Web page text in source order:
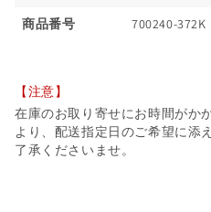
￥5,000～￥7,000
￥9,000～
商品番号
700240-372K
【注意】
在庫のお取り寄せにお時間がか
より、配送指定日のご希望に添
了承くださいませ。